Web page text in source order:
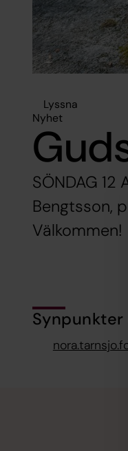
Lyssna
Nyhet
SÖNDAG 12
Bengtsson,
Välkommen!
Synpunkter